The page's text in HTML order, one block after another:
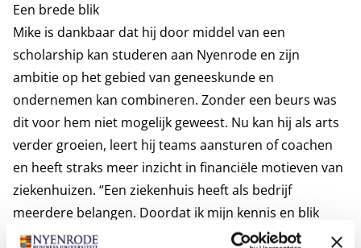
Een brede blik
Mike is dankbaar dat hij door middel van een
scholarship kan studeren aan Nyenrode en zijn
ambitie op het gebied van geneeskunde en
ondernemen kan combineren. Zonder een beurs was
dit voor hem niet mogelijk geweest. Nu kan hij als arts
verder groeien, leert hij teams aansturen of coachen
en heeft straks meer inzicht in financiële motieven van
ziekenhuizen. “Een ziekenhuis heeft als bedrijf
meerdere belangen. Doordat ik mijn kennis en blik
verbreed, begrijp ik de speelvelden een stuk beter en